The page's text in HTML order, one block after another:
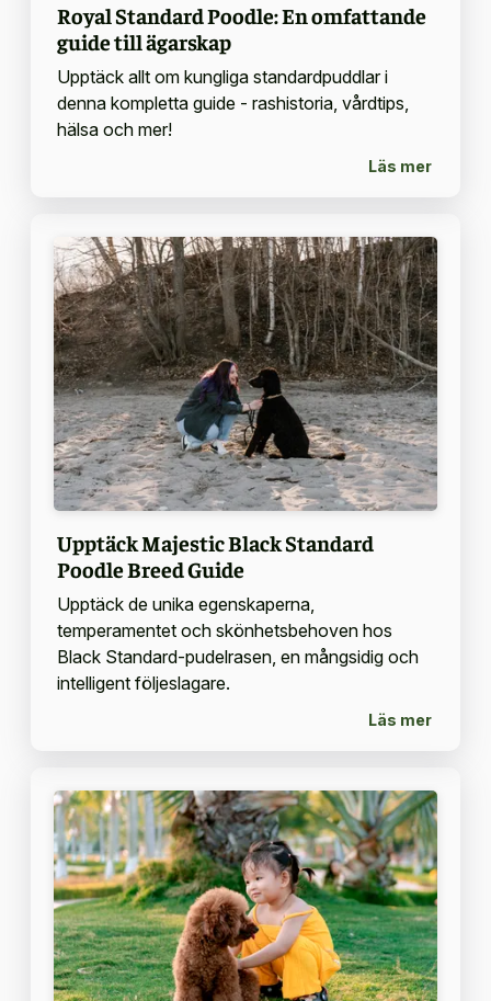
Royal Standard Poodle: En omfattande
guide till ägarskap
Upptäck allt om kungliga standardpuddlar i
denna kompletta guide - rashistoria, vårdtips,
hälsa och mer!
Läs mer
Upptäck Majestic Black Standard
Poodle Breed Guide
Upptäck de unika egenskaperna,
temperamentet och skönhetsbehoven hos
Black Standard-pudelrasen, en mångsidig och
intelligent följeslagare.
Läs mer